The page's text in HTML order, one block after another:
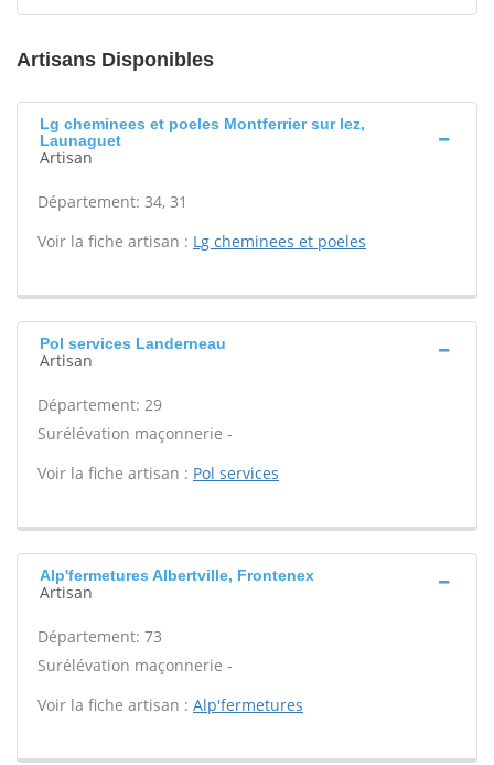
Artisans Disponibles
Lg cheminees et poeles Montferrier sur lez,
Launaguet
Artisan
Département: 34, 31
Voir la fiche artisan : Lg cheminees et poeles
Pol services Landerneau
Artisan
Département: 29
Surélévation maçonnerie -
Voir la fiche artisan : Pol services
Alp'fermetures Albertville, Frontenex
Artisan
Département: 73
Surélévation maçonnerie -
Voir la fiche artisan : Alp'fermetures